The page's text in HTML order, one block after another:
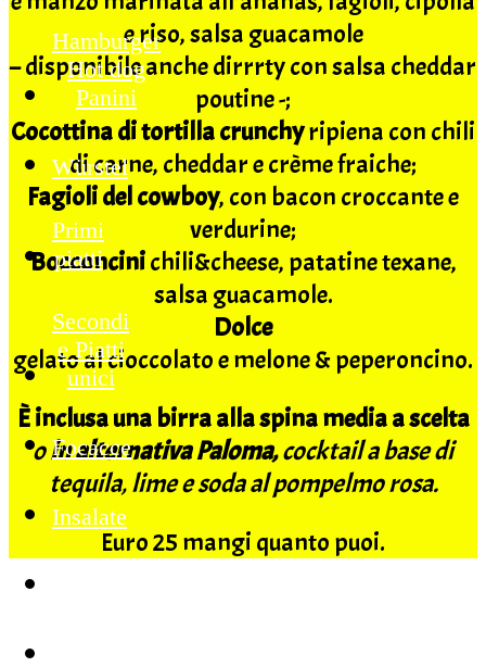
Hamburger
Hot dog
Panini
Würstel
Primi
piatti
Secondi
e Piatti
unici
Focacce
Insalate
e riso, salsa guacamole
– disponibile anche dirrrty con salsa cheddar
poutine -;
Cocottina di tortilla crunchyripiena con chili
di carne, cheddar e crème fraiche;
Fagioli del cowboy, con bacon croccante e
verdurine;
Bocconcinichili&cheese, patatine texane,
salsa guacamole.
Dolce
gelato al cioccolato e melone & peperoncino.
È inclusa una birra alla spina media a scelta
oin alternativa Paloma,cocktail a base di
tequila, lime e soda al pompelmo rosa.
Euro 25 mangi quanto puoi.